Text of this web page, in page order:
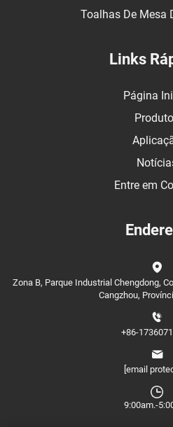
Toalhas De Mesa
Links
Página
Entre em
Zona B, Parque Industrial Chengdong,
Cangzhou,
+86-
[email
9:00am.-